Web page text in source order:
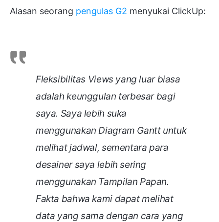
Alasan seorang pengulas G2 menyukai ClickUp:
Fleksibilitas Views yang luar biasa
adalah keunggulan terbesar bagi
saya. Saya lebih suka
menggunakan Diagram Gantt untuk
melihat jadwal, sementara para
desainer saya lebih sering
menggunakan Tampilan Papan.
Fakta bahwa kami dapat melihat
data yang sama dengan cara yang